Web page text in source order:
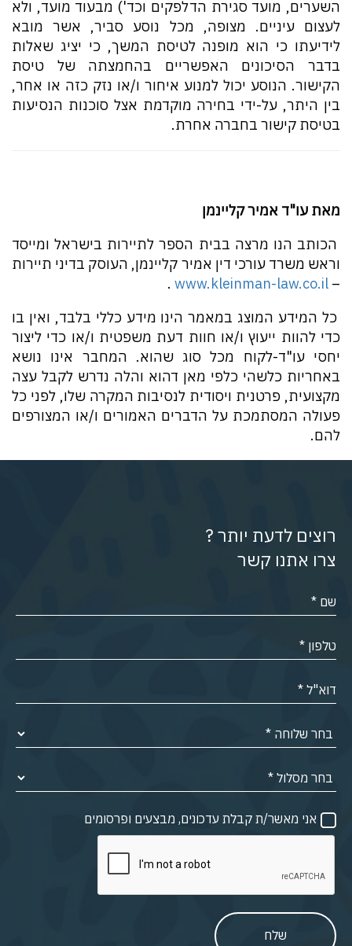
השערים, מועד סגירת הדלפקים וכד') מבעוד מועד, ולא
לעצום עיניים. מצופה, מכל נוסע סביר, אשר מובא
לידיעתו כי הוא מופנה לטיסת המשך, כי יציג שאלות
בדבר הסיכונים האפשריים בהחמצתה של טיסת
הקישור. הנוסע יכול למנוע איחור ו/או נזק כזה או אחר,
בין היתר, על-ידי בחירה מוקדמת אצל סוכנות הנסיעות
בטיסת קישור בחברה אחרת.
מאת עו"ד אמיר קליינמן
הכותב הנו מרצה בבית הספר לתיירות בישראל ומייסד
וראש משרד עורכי דין אמיר קליינמן, העוסק בדיני תיירות
–
www.kleinman-law.co.il
.
כל המידע המוצג במאמר הינו מידע כללי בלבד, ואין בו
כדי להוות ייעוץ ו/או חוות דעת משפטית ו/או כדי ליצור
יחסי עו"ד-לקוח מכל סוג שהוא. המחבר אינו נושא
באחריות כלשהי כלפי מאן דהוא והלה נדרש לקבל עצה
מקצועית, פרטנית ויסודית לנסיבות המקרה שלו, לפני כל
פעולה המסתמכת על הדברים האמורים ו/או המצורפים
להם.
רוצים לדעת יותר ?
צרו אתנו קשר
אני מאשר/ת קבלת עדכונים, מבצעים ופרסומים
שלח